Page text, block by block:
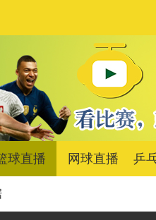
球直播 网球直播 乒